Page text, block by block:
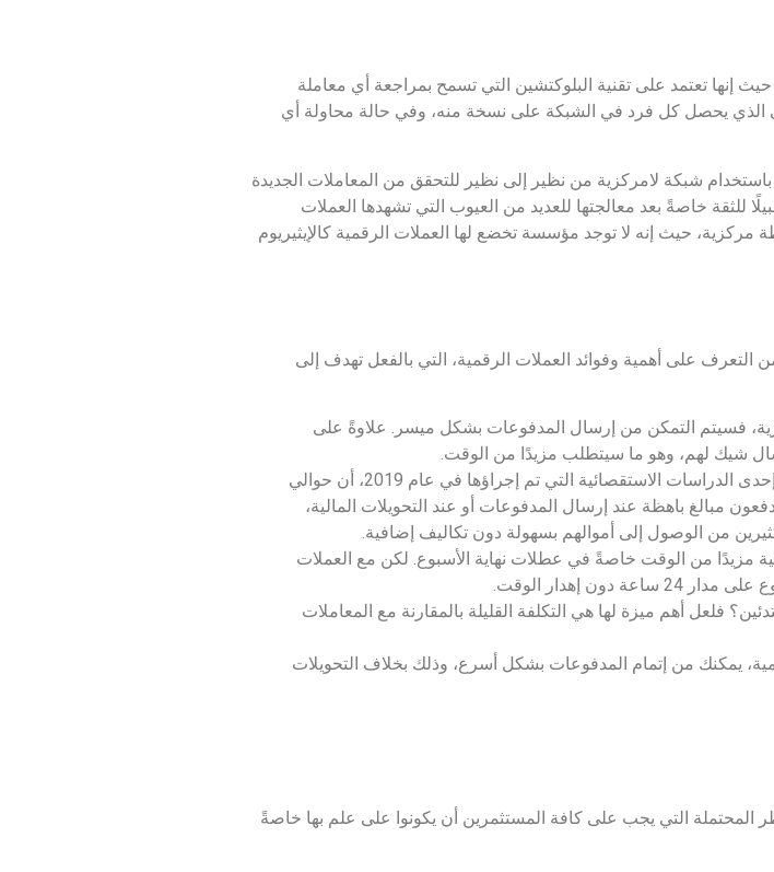
إنها تعتمد على تقنية البلوكتشين التي تسمح بمراجعة أي معاملة
الذي يحصل كل فرد في الشبكة على نسخة منه، وفي حالة محاولة أي
شبكة لامركزية من نظير إلى نظير للتحقق من المعاملات الجديدة
للثقة خاصةً بعد معالجتها للعديد من العيوب التي تشهدها العملات
مركزية، حيث إنه لا توجد مؤسسة تخضع لها العملات الرقمية كالإيثيريوم
التعرف على أهمية وفوائد العملات الرقمية، التي بالفعل تهدف إلى
فسيتم التمكن من إرسال المدفوعات بشكل ميسر. علاوةً على
شيك لهم، وهو ما سيتطلب مزيدًا من الوقت.
أعلنت مؤسسة تأمين الودائع الفيدرالية في إحدى الدراسات الاستقصائية التي تم إجراؤها في عام 2019، أن حوالي
مبالغ باهظة عند إرسال المدفوعات أو عند التحويلات المالية،
من الوصول إلى أموالهم بسهولة دون تكاليف إضافية.
مزيدًا من الوقت خاصةً في عطلات نهاية الأسبوع. لكن مع العملات
إهدار الوقت.
فلعل أهم ميزة لها هي التكلفة القليلة بالمقارنة مع المعاملات
يمكنك من إتمام المدفوعات بشكل أسرع، وذلك بخلاف التحويلات
المحتملة التي يجب على كافة المستثمرين أن يكونوا على علم بها خاصةً